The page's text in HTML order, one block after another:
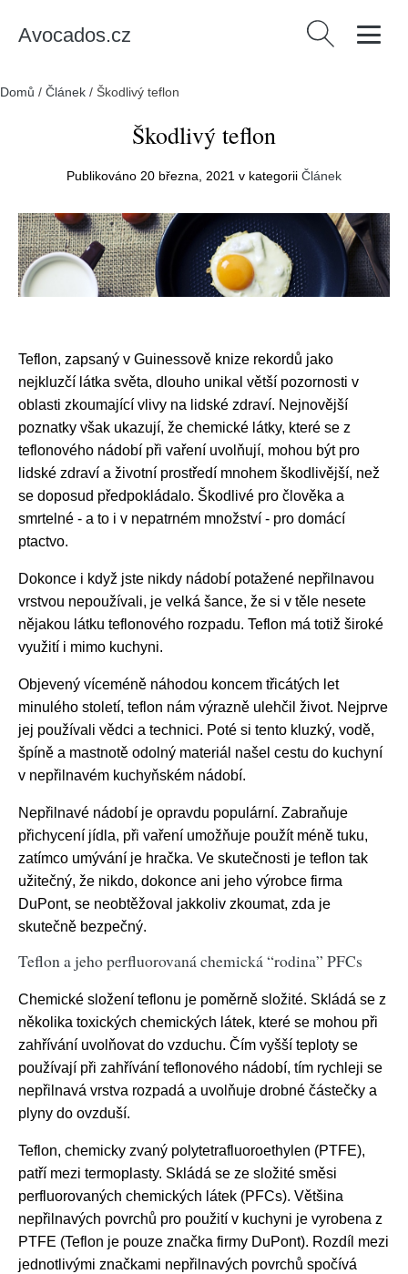
Avocados.cz Vyhledávání
Domů / Článek / Škodlivý teflon
Škodlivý teflon
Publikováno 20 března, 2021 v kategorii Článek
Teflon, zapsaný v Guinessově knize rekordů jako
nejkluzčí látka světa, dlouho unikal větší pozornosti v
oblasti zkoumající vlivy na lidské zdraví. Nejnovější
poznatky však ukazují, že chemické látky, které se z
teflonového nádobí při vaření uvolňují, mohou být pro
lidské zdraví a životní prostředí mnohem škodlivější, než
se doposud předpokládalo. Škodlivé pro člověka a
smrtelné - a to i v nepatrném množství - pro domácí
ptactvo.
Dokonce i když jste nikdy nádobí potažené nepřilnavou
vrstvou nepoužívali, je velká šance, že si v těle nesete
nějakou látku teflonového rozpadu. Teflon má totiž široké
využití i mimo kuchyni.
Objevený víceméně náhodou koncem třicátých let
minulého století, teflon nám výrazně ulehčil život. Nejprve
jej používali vědci a technici. Poté si tento kluzký, vodě,
špíně a mastnotě odolný materiál našel cestu do kuchyní
v nepřilnavém kuchyňském nádobí.
Nepřilnavé nádobí je opravdu populární. Zabraňuje
přichycení jídla, při vaření umožňuje použít méně tuku,
zatímco umývání je hračka. Ve skutečnosti je teflon tak
užitečný, že nikdo, dokonce ani jeho výrobce firma
DuPont, se neobtěžoval jakkoliv zkoumat, zda je
skutečně bezpečný.
Teflon a jeho perfluorovaná chemická “rodina” PFCs
Chemické složení teflonu je poměrně složité. Skládá se z
několika toxických chemických látek, které se mohou při
zahřívání uvolňovat do vzduchu. Čím vyšší teploty se
používají při zahřívání teflonového nádobí, tím rychleji se
nepřilnavá vrstva rozpadá a uvolňuje drobné částečky a
plyny do ovzduší.
Teflon, chemicky zvaný polytetrafluoroethylen (PTFE),
patří mezi termoplasty. Skládá se ze složité směsi
perfluorovaných chemických látek (PFCs). Většina
nepřilnavých povrchů pro použití v kuchyni je vyrobena z
PTFE (Teflon je pouze značka firmy DuPont). Rozdíl mezi
jednotlivými značkami nepřilnavých povrchů spočívá